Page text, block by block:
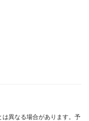
異なる場合があります。予